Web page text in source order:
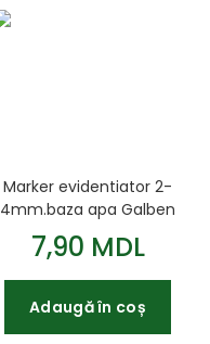
Marker evidentiator 2-
4mm.baza apa Galben
Jobmax
7,90 MDL
Adaugă în coș